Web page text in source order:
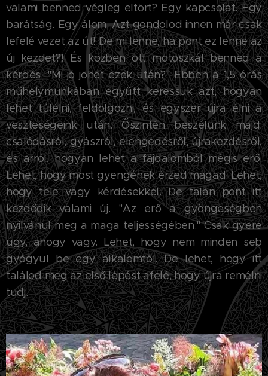
valami benned végleg eltört? Egy kapcsolat. Egy
barátság. Egy álom. Azt gondolod innen már csak
lefelé vezet az út! De mi lenne, ha pont ez lenne az
új kezdet?! És közben ott motoszkál benned a
kérdés: "Mi jó jöhet ezek után?" Ebben a 1,5 órás
műhelymunkában együtt keressük azt, hogyan
lehet túlélni, feldolgozni, és egyszer újra élni a
veszteségeink után. Őszintén beszélünk majd:
csalódásról, gyászról, elengedésről, újrakezdésről,
és arról, hogyan lehet a fájdalomból mégis erő.
Lehet, hogy most gyengének érzed magad. Lehet,
hogy tele vagy kérdésekkel. De talán pont itt
kezdődik valami új. "Az erő a gyöngeségben
nyilvánul meg a maga teljességében." Csak gyere
úgy, ahogy vagy. Lehet, hogy nem minden seb
gyógyul be egy alkalomtól. De lehet, hogy itt
találod meg az első lépést afelé, hogy újra remélni
tudj."